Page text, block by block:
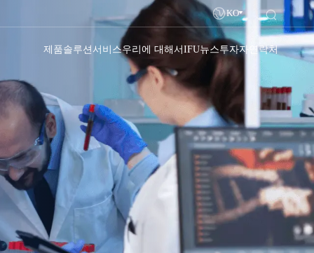
KO
제품솔루션 서비스우리에 대해서IFU뉴스투자자 연락처